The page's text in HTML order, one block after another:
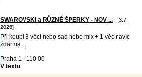
SWAROVSKI a RŮZNÉ ŠPERKY - NOV ... - [3.7.
2026]
Při koupi 3 věcí nebo sad nebo mix + 1 věc navíc
zdarma ...
Praha 1 - 110 00
V textu